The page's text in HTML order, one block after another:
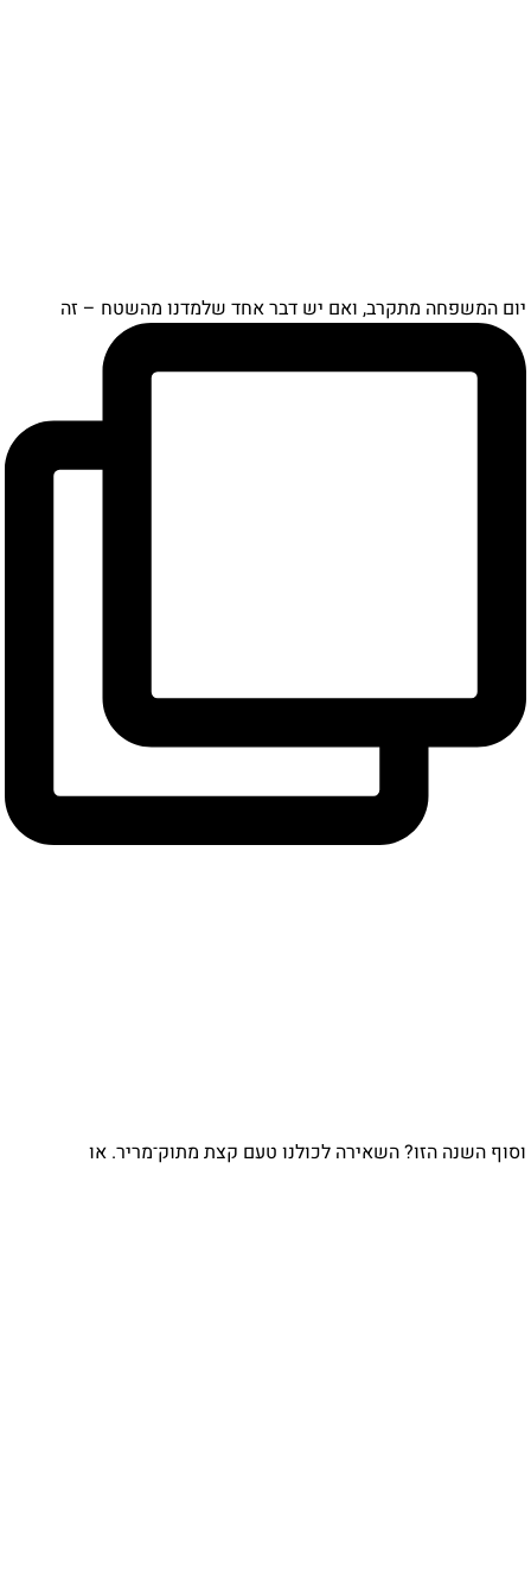
יום המשפחה מתקרב, ואם יש דבר אחד שלמדנו מהשטח – זה
וסוף השנה הזו? השאירה לכולנו טעם קצת מתוק־מריר. או